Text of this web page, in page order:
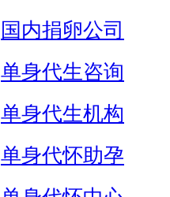
国内捐卵公司
单身代生咨询
单身代生机构
单身代怀助孕